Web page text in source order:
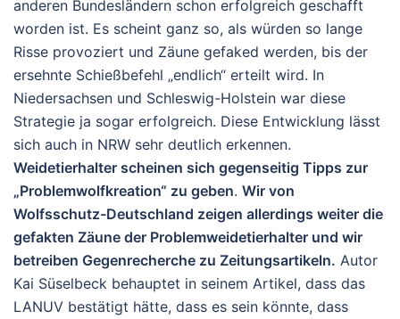
anderen Bundesländern schon erfolgreich geschafft
worden ist. Es scheint ganz so, als würden so lange
Risse provoziert und Zäune gefaked werden, bis der
ersehnte Schießbefehl „endlich“ erteilt wird. In
Niedersachsen und Schleswig-Holstein war diese
Strategie ja sogar erfolgreich. Diese Entwicklung lässt
sich auch in NRW sehr deutlich erkennen.
Weidetierhalter scheinen sich gegenseitig Tipps zur
„Problemwolfkreation“ zu geben. Wir von
Wolfsschutz-Deutschland zeigen allerdings weiter die
gefakten Zäune der Problemweidetierhalter und wir
betreiben Gegenrecherche zu Zeitungsartikeln. Autor
Kai Süselbeck behauptet in seinem Artikel, dass das
LANUV bestätigt hätte, dass es sein könnte, dass